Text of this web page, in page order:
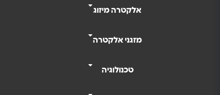
אלקטרה מיזוג
מזגני אלקטרה
טכנולוגיה